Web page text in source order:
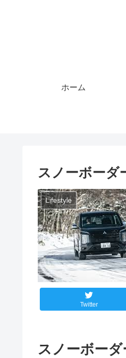
ホーム
スノーボーダ
Lifestyle
Twitter
スノーボー